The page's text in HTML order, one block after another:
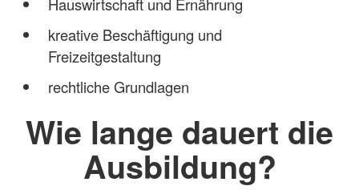
kreative Beschäftigung und
Freizeitgestaltung
rechtliche Grundlagen
Wie lange dauert die
Ausbildung?